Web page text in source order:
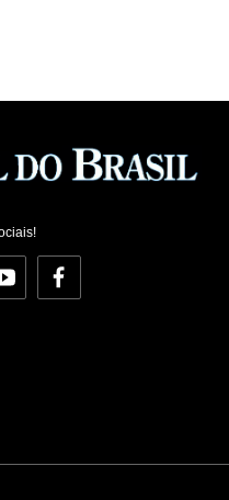
YouTubeFacebook